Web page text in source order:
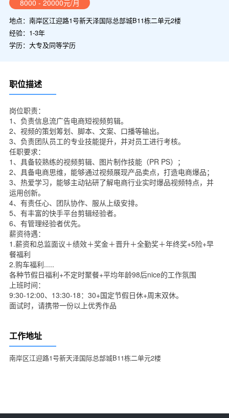
8000 - 20000元/月
地点：南岸区江迎路1号新天泽国际总部城B11栋二单元2楼
经验：1-3年
学历：大专及同等学历
职位描述
岗位职责：
1、负责信息流广告电商短视频剪辑。
2、视频的策划筹划、脚本、文案、口播等输出。
3、负责团队员工的专业技能提升，并对员工进行考核。
任职要求：
1、具备较熟练的视频剪辑、图片制作技能（PR PS）；
2、具备电商思维，能够通过视频展现产品卖点，打造电商爆品；
3、热爱学习，能够主动钻研了解电商行业实时爆品视频特点，并
运用创新。
4、有责任心、团队协作、服从上级安排。
5、有丰富的快手平台剪辑经验者。
6、有管理经验者优先。
薪资待遇：
1.薪资和总监面议＋绩效＋奖金＋晋升＋全勤奖＋年终奖+5险+早
餐福利
2.购车福利.....
各种节假日福利+不定时聚餐+平均年龄98后nice的工作氛围
上班时间：
9:30-12:00、13:30-18：30+国定节假日休+周末双休。
面试时，请携带一份以上优秀作品
工作地址
南岸区江迎路1号新天泽国际总部城B11栋二单元2楼